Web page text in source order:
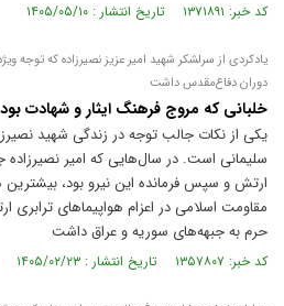
کد خبر: ۱۳۷۱۸۹۱ تاریخ انتشار : ۱۴۰۵/۰۵/۱۰
یادکردی از سرلشکر شهید امیر عزیز نصیرزاده که توجه
دوران دفاع‌مقدس داشت
خلبانی که مروج فرهنگ ایثار و شهادت بود
یکی از نکات جالب توجه در زندگی شهید
سلیمانی است. در سال‌هایی که امیر
ارتش و سپس فرمانده این نیرو بود، بیشترین
مقاومت اسلامی در اعزام هواپیما‌های ترابری
حرم به جبهه‌های سوریه و عراق داشت
کد خبر: ۱۳۵۷۸۰۷ تاریخ انتشار : ۱۴۰۵/۰۲/۲۳